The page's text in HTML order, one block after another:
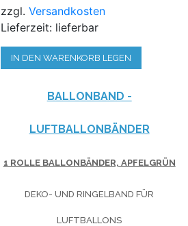
zzgl.Versandkosten
Lieferzeit: lieferbar
IN DEN WARENKORB LEGEN
BALLONBAND -
LUFTBALLONBÄNDER
1 ROLLE BALLONBÄNDER, APFELGRÜN
DEKO- UND RINGELBAND FÜR
LUFTBALLONS